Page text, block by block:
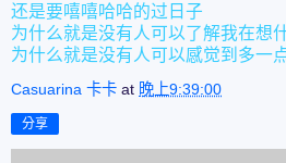
还是要嘻嘻哈哈的过日子
为什么就是没有人可以了解我在想
为什么就是没有人可以感觉到多一
Casuarina 卡卡 at 晚上9:39:00
分享